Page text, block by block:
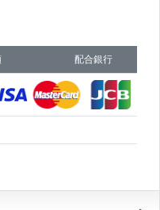
配合銀行